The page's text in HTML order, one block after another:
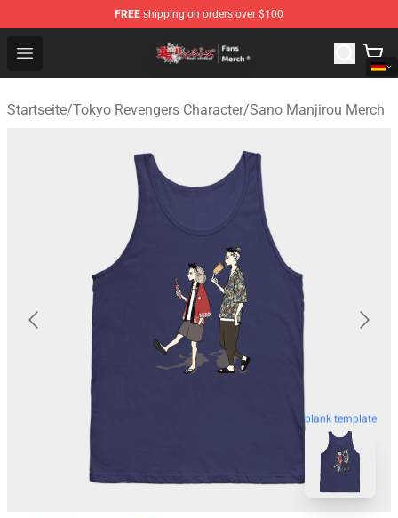
FREE shipping on orders over $100
Open menu
Tokyo Revengers Store - Official Tokyo Revengers
Startseite/Tokyo Revengers Character/Sano Manjirou Merch
blank template